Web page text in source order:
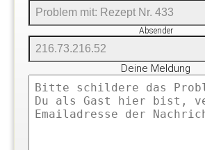
Absender
Deine Meldung